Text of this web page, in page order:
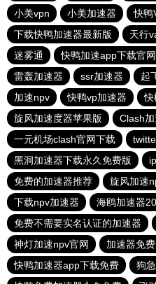
小美vpn
小美加速器 快鸭
下载快鸭加速器最新版
天行
迷雾通
快鸭加速app下载官网
雷轰加速器
ssr加速器 起
加速npv
快鸭vp加速器
快
旋风加速度器苹果版
Clash
一元机场clash官网下载
黑洞加速器下载永久免费版
免费的加速器推荐
旋风加速
下载npv加速器
海鸥加速器
免费不需要实名认证的加速器
神灯加速npv官网
加速器免
快鸭加速器app下载免费
狗